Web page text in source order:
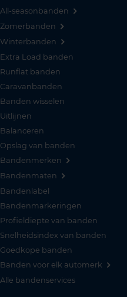
All-seasonbanden
Zomerbanden
Winterbanden
Extra Load banden
Runflat banden
Caravanbanden
Banden wisselen
Uitlijnen
Balanceren
Opslag van banden
Bandenmerken
Bandenmaten
Bandenlabel
Bandenmarkeringen
Profieldiepte van banden
Snelheidsindex van banden
Goedkope banden
Banden voor elk automerk
Alle bandenservices